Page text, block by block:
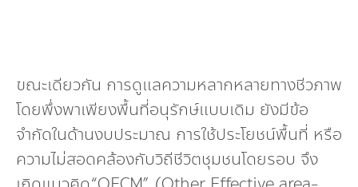
ขณะเดียวกัน การดูแลความหลากหลายทางชีวภาพ
โดยพึ่งพาเพียงพื้นที่อนุรักษ์แบบเดิม ยังมีข้อ
จำกัดในด้านงบประมาณ การใช้ประโยชน์พื้นที่ หรือ
ความไม่สอดคล้องกับวิถีชีวิตชุมชนโดยรอบ จึง